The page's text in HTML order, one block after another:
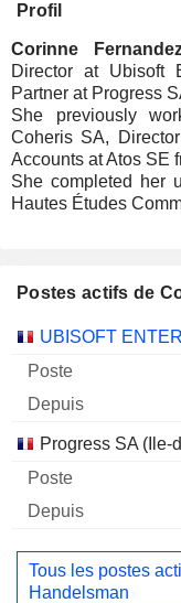
Profil
Corinne
Director at Ubisoft
Partner at Progress
She previously
Coheris SA,
Accounts at Atos SE
She completed her
Hautes Études
Postes actifs de
Sociétés Poste
UBISOFT
Progress SA (Ile-
Tous les postes
Handelsman